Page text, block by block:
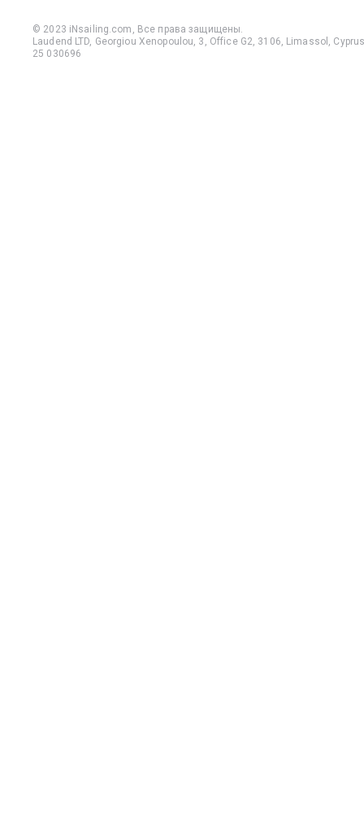
© 2023 iNsailing.com, Все права защищены.
Laudend LTD, Georgiou Xenopoulou, 3, Office G2, 3106, Limassol,
25 030696